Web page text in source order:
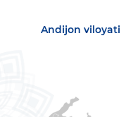
Andijon viloyati